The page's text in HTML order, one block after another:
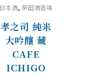
日本酒,柴田酒造場
孝之司 純米
大吟釀 藏
CAFE
ICHIGO